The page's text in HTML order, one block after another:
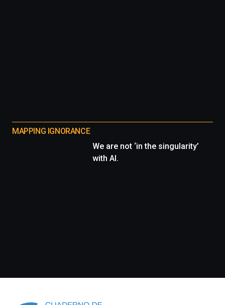
MAPPING IGNORANCE
We are not ‘in the singularity’
with AI.